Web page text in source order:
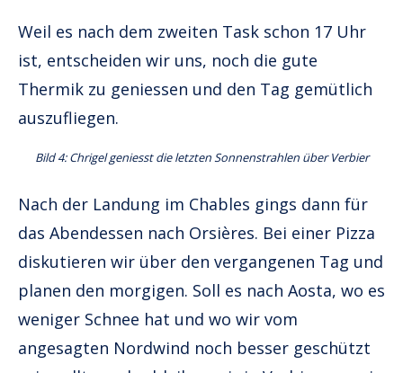
Weil es nach dem zweiten Task schon 17 Uhr
ist, entscheiden wir uns, noch die gute
Thermik zu geniessen und den Tag gemütlich
auszufliegen.
Bild 4: Chrigel geniesst die letzten Sonnenstrahlen über Verbier
Nach der Landung im Chables gings dann für
das Abendessen nach Orsières. Bei einer Pizza
diskutieren wir über den vergangenen Tag und
planen den morgigen. Soll es nach Aosta, wo es
weniger Schnee hat und wo wir vom
angesagten Nordwind noch besser geschützt